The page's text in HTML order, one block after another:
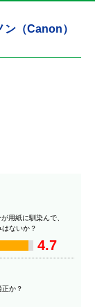
（Canon）
用紙に馴染んで、
ないか？
4.7
か？